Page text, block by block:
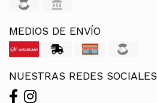
MEDIOS DE ENVÍO
NUESTRAS REDES SOCIALES